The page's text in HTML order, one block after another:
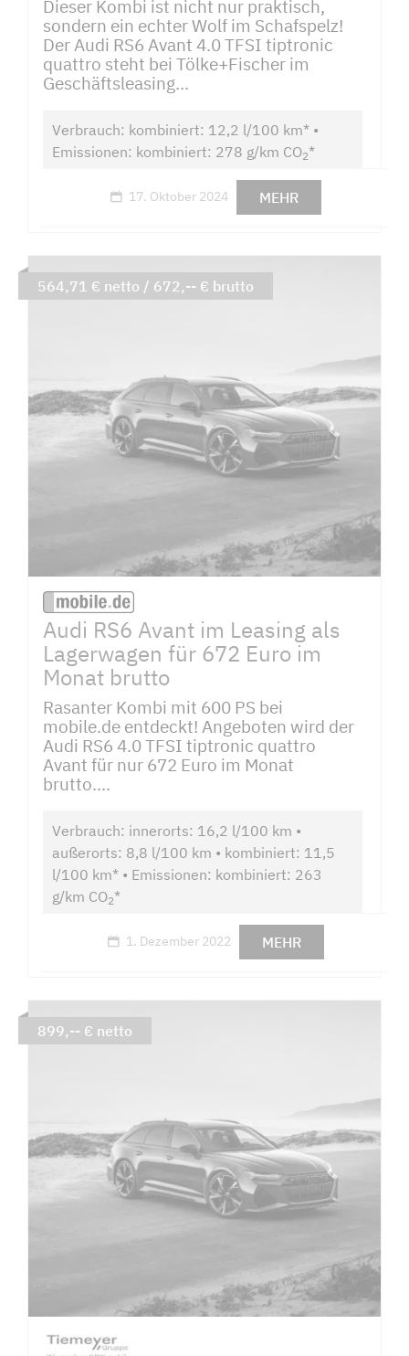
Dieser Kombi ist nicht nur praktisch,
sondern ein echter Wolf im Schafspelz!
Der Audi RS6 Avant 4.0 TFSI tiptronic
quattro steht bei Tölke+Fischer im
Geschäftsleasing...
Verbrauch: kombiniert: 12,2 l/100 km* •
Emissionen: kombiniert: 278 g/km CO2*
17. Oktober 2024 MEHR
Audi RS6 Avant im Leasing als
Lagerwagen für 672 Euro im
Monat brutto
Rasanter Kombi mit 600 PS bei
mobile.de entdeckt! Angeboten wird der
Audi RS6 4.0 TFSI tiptronic quattro
Avant für nur 672 Euro im Monat
brutto....
Verbrauch: innerorts: 16,2 l/100 km •
außerorts: 8,8 l/100 km • kombiniert: 11,5
l/100 km* • Emissionen: kombiniert: 263
g/km CO2*
1. Dezember 2022 MEHR
564,71 € netto / 672,-- € brutto
899,-- € netto